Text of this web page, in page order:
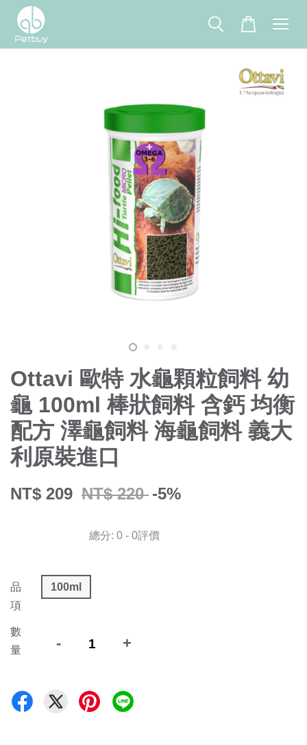
Ottavi 歐特 水龜顆粒飼料 幼
龜 100ml 棒狀飼料 含鈣 均衡
配方 澤龜飼料 海龜飼料 義大
利原裝進口
NT$ 209 NT$ 220 -5%
總分: 0 - 0評價
品
項
100ml
數
量
- +